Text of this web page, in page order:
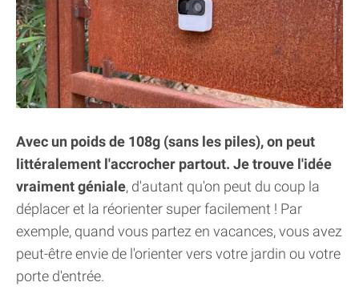
Avec un poids de 108g (sans les piles), on peut
littéralement l'accrocher partout. Je trouve l'idée
vraiment géniale, d'autant qu'on peut du coup la
déplacer et la réorienter super facilement ! Par
exemple, quand vous partez en vacances, vous avez
peut-être envie de l'orienter vers votre jardin ou votre
porte d'entrée.